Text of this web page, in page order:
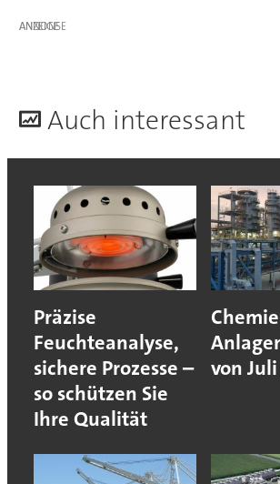
ANZEIGE
Auch interessant
Präzise
Feuchteanalyse,
sichere Prozesse –
so schützen Sie
Ihre Qualität
von